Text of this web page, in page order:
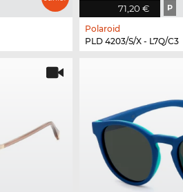
71,20 € P
Polaroid
PLD 4203/S/X - L7Q/C3